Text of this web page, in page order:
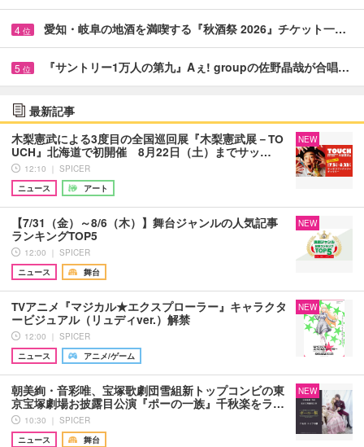
4 位 愛知・岐阜の地酒を満喫する『秋酒祭 2026』チケット一…
5 位 『サントリー1万人の第九』Aぇ! groupの佐野晶哉が合唱…
最新記事
木梨憲武による3度目の全国巡回展『木梨憲武展－TO
UCH』北海道で初開催 8月22日（土）までサッ…
12:10 ｜ SPICER
ニュース
アート
NEW
【7/31（金）～8/6（木）】舞台ジャンルの人気記事
ランキングTOP5
12:00 ｜ SPICER
ニュース
舞台
NEW
TVアニメ『マジカル★エクスプローラー』キャラクタ
ービジュアル（リュディver.）解禁
12:00 ｜ SPICER
ニュース
アニメ/ゲーム
NEW
朝美絢・音彩唯、宝塚歌劇団雪組新トップコンビの東
京宝塚劇場お披露目公演『ポーの一族』千秋楽をラ…
10:30 ｜ SPICER
ニュース
舞台
NEW